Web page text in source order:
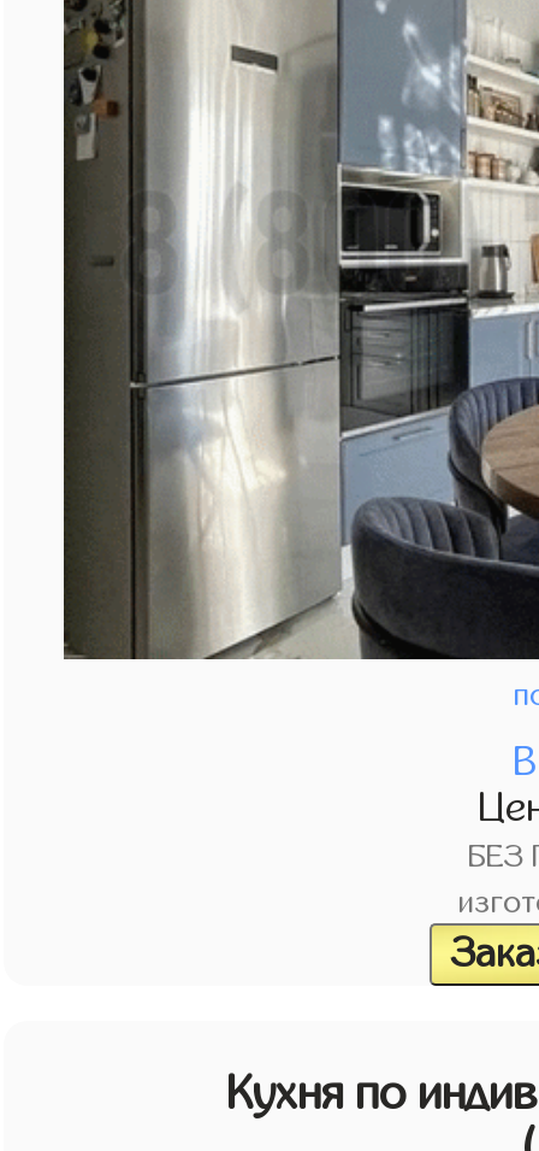
БЕЗ
Кухня по